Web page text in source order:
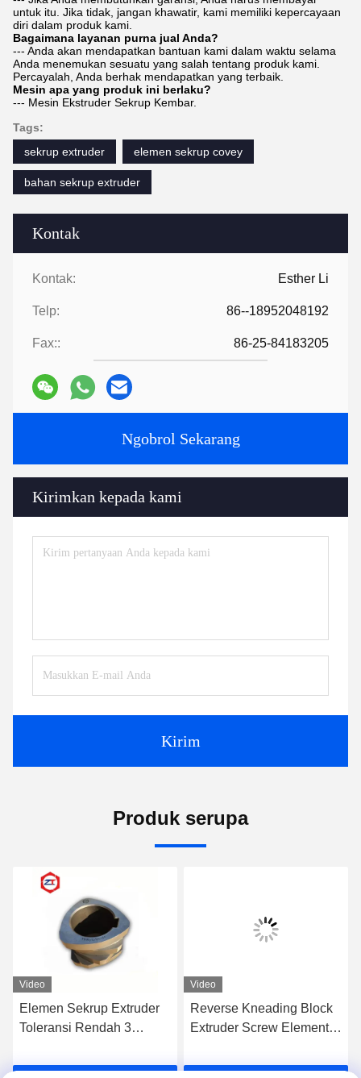
Kontak
Kontak: Esther Li
Telp: 86--18952048192
Fax:: 86-25-84183205
Ngobrol Sekarang
Kirimkan kepada kami
Kirim
untuk itu. Jika tidak, jangan khawatir, kami memiliki kepercayaan
diri dalam produk kami.
Bagaimana layanan purna jual Anda?
--- Anda akan mendapatkan bantuan kami dalam waktu selama
Anda menemukan sesuatu yang salah tentang produk kami.
Percayalah, Anda berhak mendapatkan yang terbaik.
Mesin apa yang produk ini berlaku?
--- Mesin Ekstruder Sekrup Kembar.
Tags:
sekrup extruder
elemen sekrup covey
bahan sekrup extruder
Produk serupa
Video
Elemen Sekrup Extruder
Toleransi Rendah 3
Untuk Mesin WP Plastik
Video
Reverse Kneading Block
Extruder Screw Elements
Bimetallic Screw